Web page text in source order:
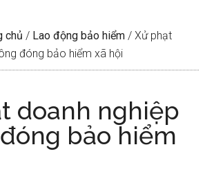
chủ / Lao động bảo hiểm / Xử phạt
đóng bảo hiểm xã hội
doanh nghiệp
bảo hiểm